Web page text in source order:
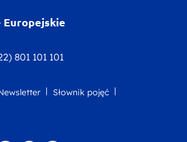
Europejskie
801 101 101
Słownik pojęć